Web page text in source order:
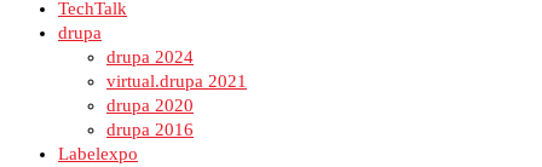
TechTalk
drupa
drupa 2024
virtual.drupa 2021
drupa 2020
drupa 2016
Labelexpo